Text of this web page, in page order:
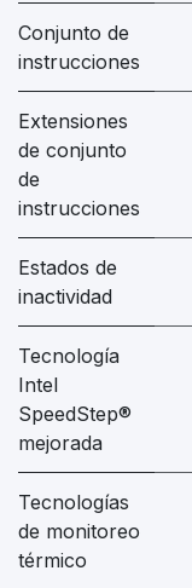
Conjunto de
instrucciones
Extensiones
de conjunto
de
instrucciones
Estados de
inactividad
Tecnología
Intel
SpeedStep®
mejorada
Tecnologías
de monitoreo
térmico